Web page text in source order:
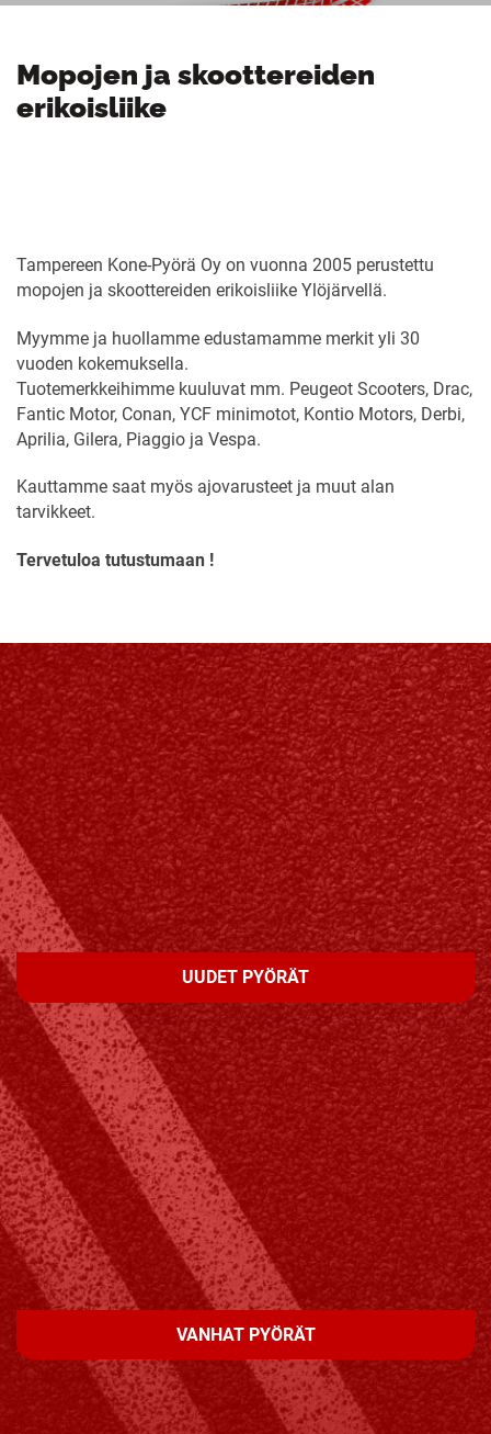
Mopojen ja skoottereiden
erikoisliike
Tampereen Kone-Pyörä Oy on vuonna 2005 perustettu
mopojen ja skoottereiden erikoisliike Ylöjärvellä.
Myymme ja huollamme edustamamme merkit yli 30
vuoden kokemuksella.
Tuotemerkkeihimme kuuluvat mm. Peugeot Scooters, Drac,
Fantic Motor, Conan, YCF minimotot, Kontio Motors, Derbi,
Aprilia, Gilera, Piaggio ja Vespa.
Kauttamme saat myös ajovarusteet ja muut alan
tarvikkeet.
Tervetuloa tutustumaan !
UUDET PYÖRÄT
VANHAT PYÖRÄT